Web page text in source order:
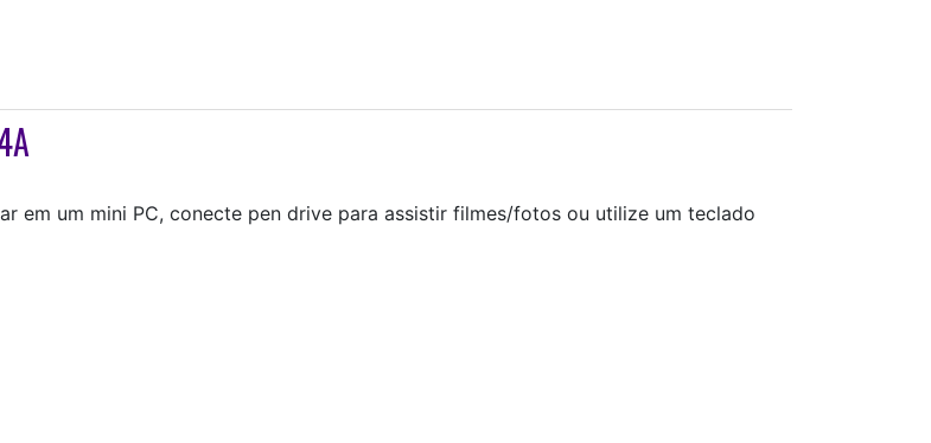
em um mini PC, conecte pen drive para assistir filmes/fotos ou utilize um teclado